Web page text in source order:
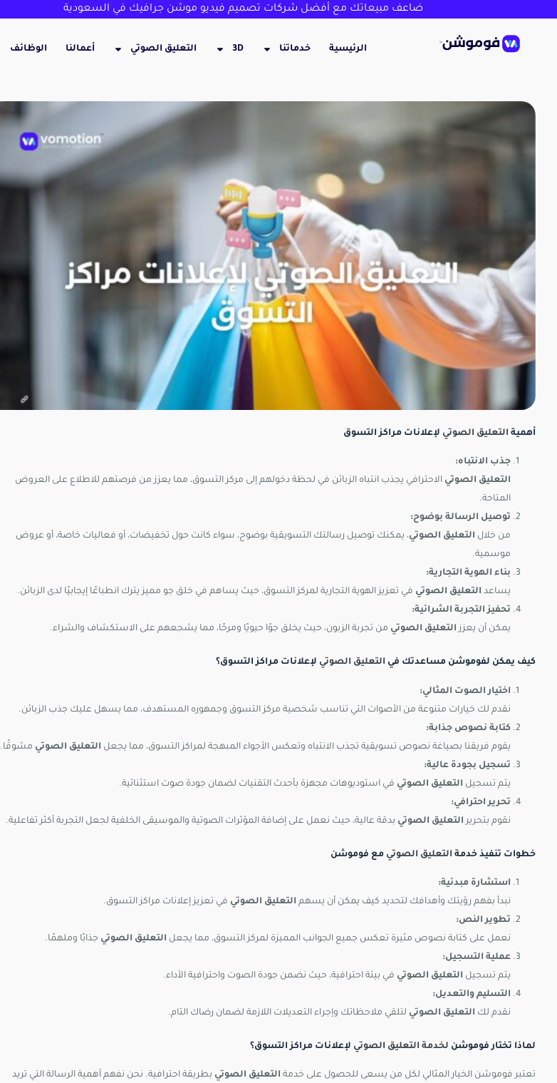
ضاعف مبيعاتك مع أفضل شركات تصميم فيديو موشن جرافيك في السعودية
الرئيسية خدماتنا 3D التعليق الصوتي أعمالنا الوظائف
أهمية التعليق الصوتي لإعلانات مراكز التسوق
جذب الانتباه:
التعليق الصوتي الاحترافي يجذب انتباه الزبائن في لحظة دخولهم إلى مركز التسوق، مما يعزز من فرصتهم للاطلاع على العروض
المتاحة.
توصيل الرسالة بوضوح:
من خلال التعليق الصوتي، يمكنك توصيل رسالتك التسويقية بوضوح، سواء كانت حول تخفيضات، أو فعاليات خاصة، أو عروض
موسمية.
بناء الهوية التجارية:
يساعد التعليق الصوتي في تعزيز الهوية التجارية لمركز التسوق، حيث يساهم في خلق جو مميز يترك انطباعًا إيجابيًا لدى الزبائن.
تحفيز التجربة الشرائية:
يمكن أن يعززالتعليق الصوتي من تجربة الزبون، حيث يخلق جوًا حيويًا ومرحًا، مما يشجعهم على الاستكشاف والشراء.
كيف يمكن لفوموشن مساعدتك في التعليق الصوتي لإعلانات مراكز التسوق؟
اختيار الصوت المثالي:
نقدم لك خيارات متنوعة من الأصوات التي تناسب شخصية مركز التسوق وجمهوره المستهدف، مما يسهل عليك جذب الزبائن.
كتابة نصوص جذابة:
يقوم فريقنا بصياغة نصوص تسويقية تجذب الانتباه وتعكس الأجواء المبهجة لمراكز التسوق، مما يجعل التعليق الصوتي مشوقًا.
تسجيل بجودة عالية:
يتم تسجيل التعليق الصوتي في استوديوهات مجهزة بأحدث التقنيات لضمان جودة صوت استثنائية.
تحرير احترافي:
نقوم بتحرير التعليق الصوتي بدقة عالية، حيث نعمل على إضافة المؤثرات الصوتية والموسيقى الخلفية لجعل التجربة أكثر تفاعلية.
خطوات تنفيذ خدمة التعليق الصوتي مع فوموشن
استشارة مبدئية:
نبدأ بفهم رؤيتك وأهدافك لتحديد كيف يمكن أن يسهم التعليق الصوتي في تعزيز إعلانات مراكز التسوق.
تطوير النص:
نعمل على كتابة نصوص مثيرة تعكس جميع الجوانب المميزة لمركز التسوق، مما يجعل التعليق الصوتي جذابًا وملهمًا.
عملية التسجيل:
يتم تسجيل التعليق الصوتي في بيئة احترافية، حيث نضمن جودة الصوت واحترافية الأداء.
التسليم والتعديل:
نقدم لك التعليق الصوتي لتلقي ملاحظاتك وإجراء التعديلات اللازمة لضمان رضاك التام.
لماذا تختار فوموشن لخدمة التعليق الصوتي لإعلانات مراكز التسوق؟
تعتبر فوموشن الخيار المثالي لكل من يسعى للحصول على خدمة التعليق الصوتي بطريقة احترافية. نحن نفهم أهمية الرسالة التي تريد